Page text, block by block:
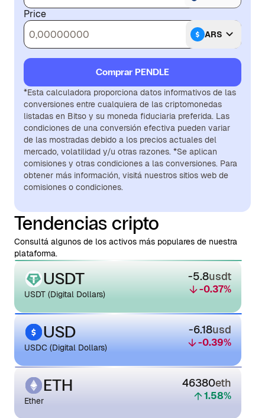
Price
ARS
Comprar PENDLE
*Esta calculadora proporciona datos informativos de las
conversiones entre cualquiera de las criptomonedas
listadas en Bitso y su moneda fiduciaria preferida. Las
condiciones de una conversión efectiva pueden variar
de las mostradas debido a los precios actuales del
mercado, volatilidad y/u otras razones. *Se aplican
comisiones y otras condiciones a las conversiones. Para
obtener más información, visitá nuestros sitios web de
comisiones o condiciones.
Tendencias cripto
Consultá algunos de los activos más populares de nuestra
plataforma.
USDT
USDT (Digital Dollars)
-5.8usdt
-0.37%
USD
USDC (Digital Dollars)
-6.18usd
-0.39%
ETH
Ether
46380eth
1.58%